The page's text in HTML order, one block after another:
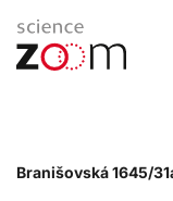
Branišovská 1645/